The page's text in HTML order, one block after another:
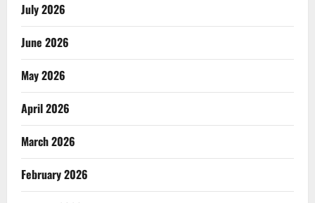
July 2026
June 2026
May 2026
April 2026
March 2026
February 2026